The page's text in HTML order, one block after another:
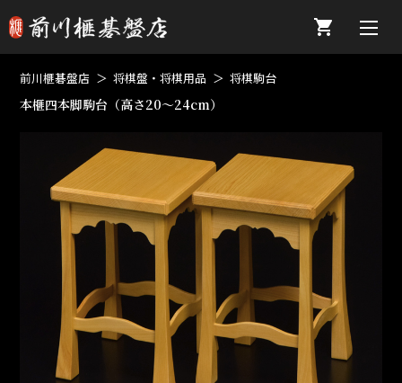
前川榧碁盤店 将棋盤・将棋用品 将棋駒台
本榧四本脚駒台（高さ20～24cm）